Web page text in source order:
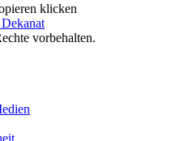
klicken
vorbehalten.